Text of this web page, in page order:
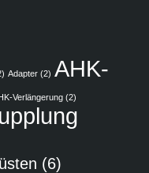
Adapter (2) AHK-
Verlängerung (2)
(6)